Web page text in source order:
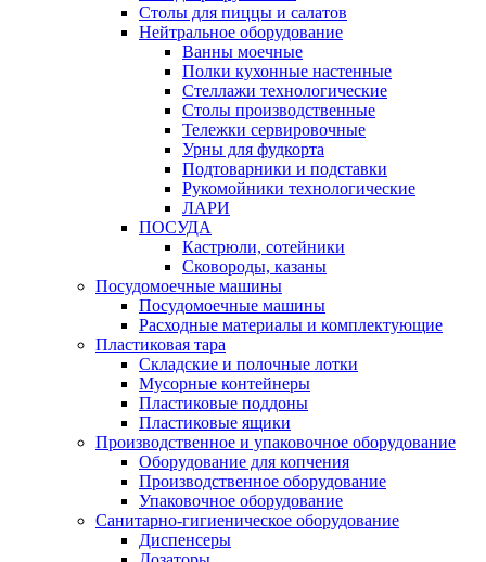
Столы для пиццы и салатов
Нейтральное оборудование
Ванны моечные
Полки кухонные настенные
Стеллажи технологические
Столы производственные
Тележки сервировочные
Урны для фудкорта
Подтоварники и подставки
Рукомойники технологические
ЛАРИ
ПОСУДА
Кастрюли, сотейники
Сковороды, казаны
Посудомоечные машины
Посудомоечные машины
Расходные материалы и комплектующие
Пластиковая тара
Складские и полочные лотки
Мусорные контейнеры
Пластиковые поддоны
Пластиковые ящики
Производственное и упаковочное оборудование
Оборудование для копчения
Производственное оборудование
Упаковочное оборудование
Санитарно-гигиеническое оборудование
Диспенсеры